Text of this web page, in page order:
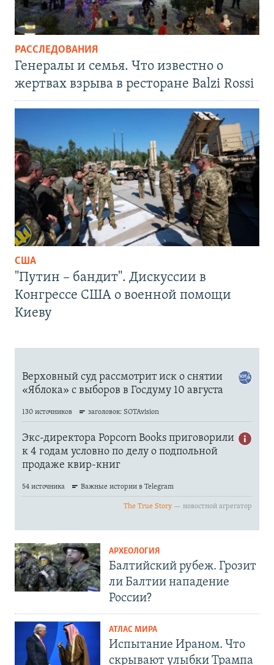
РАССЛЕДОВАНИЯ
Генералы и семья. Что известно о
жертвах взрыва в ресторане Balzi Rossi
США
"Путин – бандит". Дискуссии в
Конгрессе США о военной помощи
Киеву
АРХЕОЛОГИЯ
Балтийский рубеж. Грозит
ли Балтии нападение
России?
АТЛАС МИРА
Испытание Ираном. Что
скрывают улыбки Трампа